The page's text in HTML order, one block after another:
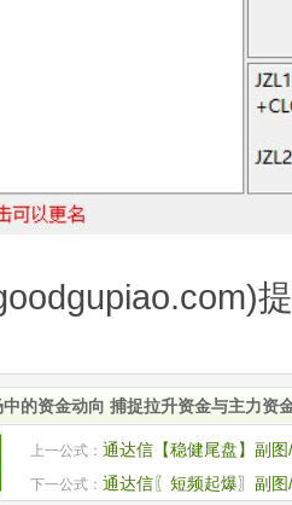
的资金动向 捕捉拉升资金与主力资
上一公式： 通达信【稳健尾盘】副
稳健介入机会 源码
下一公式： 通达信〖短频起爆〗副